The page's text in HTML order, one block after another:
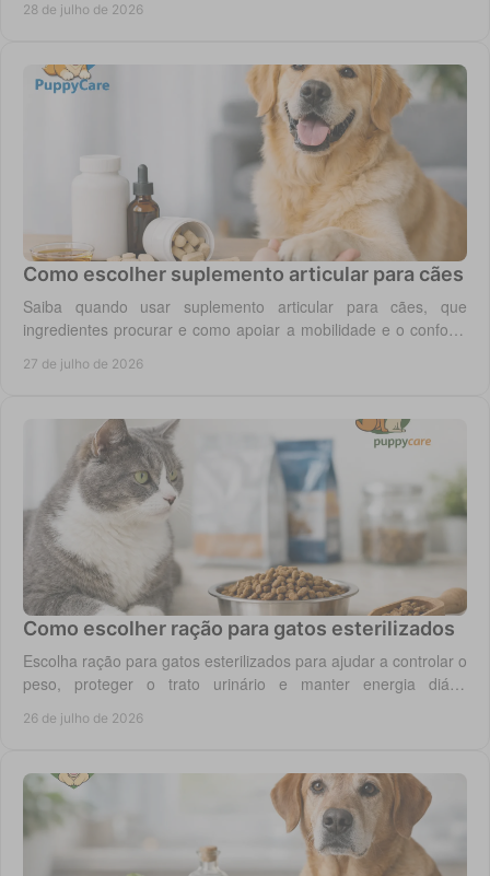
28 de julho de 2026
Como escolher suplemento articular para cães
Saiba quando usar suplemento articular para cães, que
ingredientes procurar e como apoiar a mobilidade e o conforto
27 de julho de 2026
Como escolher ração para gatos esterilizados
Escolha ração para gatos esterilizados para ajudar a controlar o
peso, proteger o trato urinário e manter energia diária
26 de julho de 2026